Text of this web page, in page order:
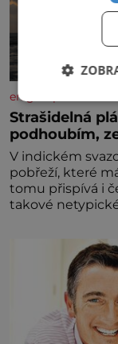
enigmaplus.cz
Strašidelná
podhoubím,
V indickém
pobřeží, které
tomu přispívá i